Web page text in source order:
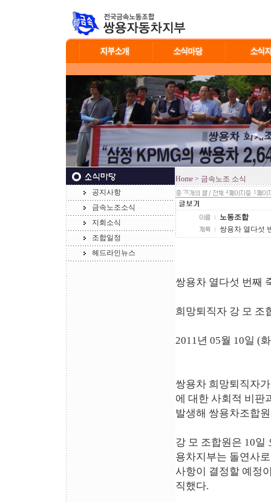
공지사항
금속노조소식
지회소식
조합일정
헤드라인뉴스
Home > 금속노조 소식
78 4 1
노동조합
쌍용차 열다섯
쌍용차 열다섯 번째
희망퇴직자 강 모 조
2011년 05월 10일 (
쌍용차 희망퇴직자
에 대한 사회적 비판
발생해 쌍용차조합
강 모 조합원은 10일
용차지부는 돌연사
사항이 결정할 예정
직했다.